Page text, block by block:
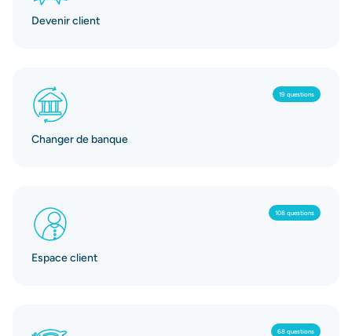
Devenir client
19 questions
Changer de banque
108 questions
Espace client
68 questions